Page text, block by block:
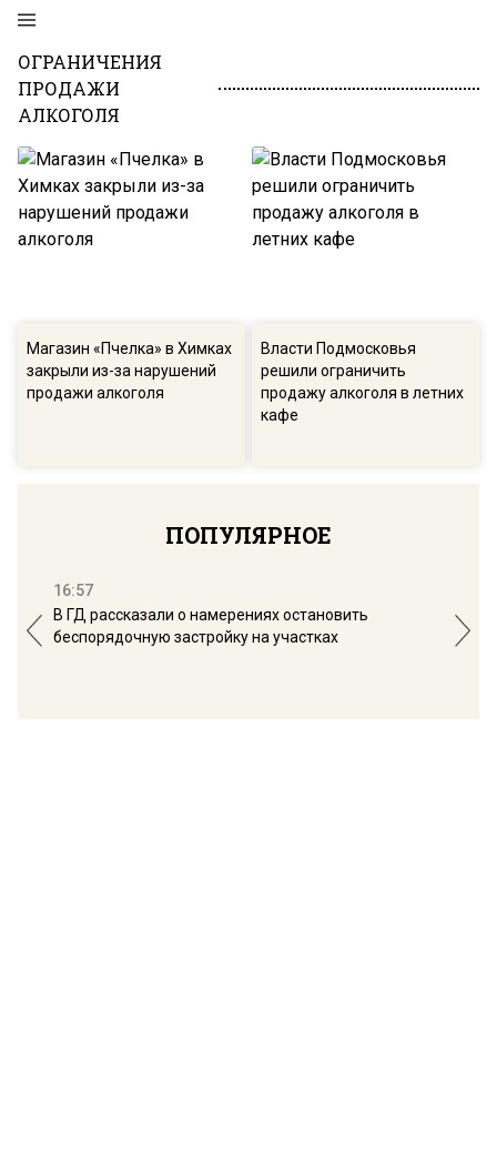
ОГРАНИЧЕНИЯ
ПРОДАЖИ
АЛКОГОЛЯ
Магазин «Пчелка» в Химках
закрыли из-за нарушений
продажи алкоголя
Власти Подмосковья
решили ограничить
продажу алкоголя в летних
кафе
ПОПУЛЯРНОЕ
16:57
В ГД рассказали о намерениях остановить
беспорядочную застройку на участках